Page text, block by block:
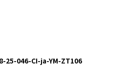
25-046-CI-ja-YM-ZT106